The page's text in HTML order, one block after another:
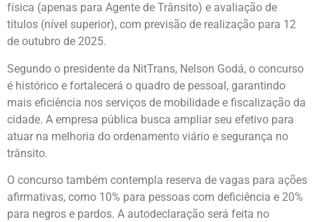
física (apenas para Agente de Trânsito) e avaliação de
títulos (nível superior), com previsão de realização para 12
de outubro de 2025.
Segundo o presidente da NitTrans, Nelson Godá, o concurso
é histórico e fortalecerá o quadro de pessoal, garantindo
mais eficiência nos serviços de mobilidade e fiscalização da
cidade. A empresa pública busca ampliar seu efetivo para
atuar na melhoria do ordenamento viário e segurança no
trânsito.
O concurso também contempla reserva de vagas para ações
afirmativas, como 10% para pessoas com deficiência e 20%
para negros e pardos. A autodeclaração será feita no